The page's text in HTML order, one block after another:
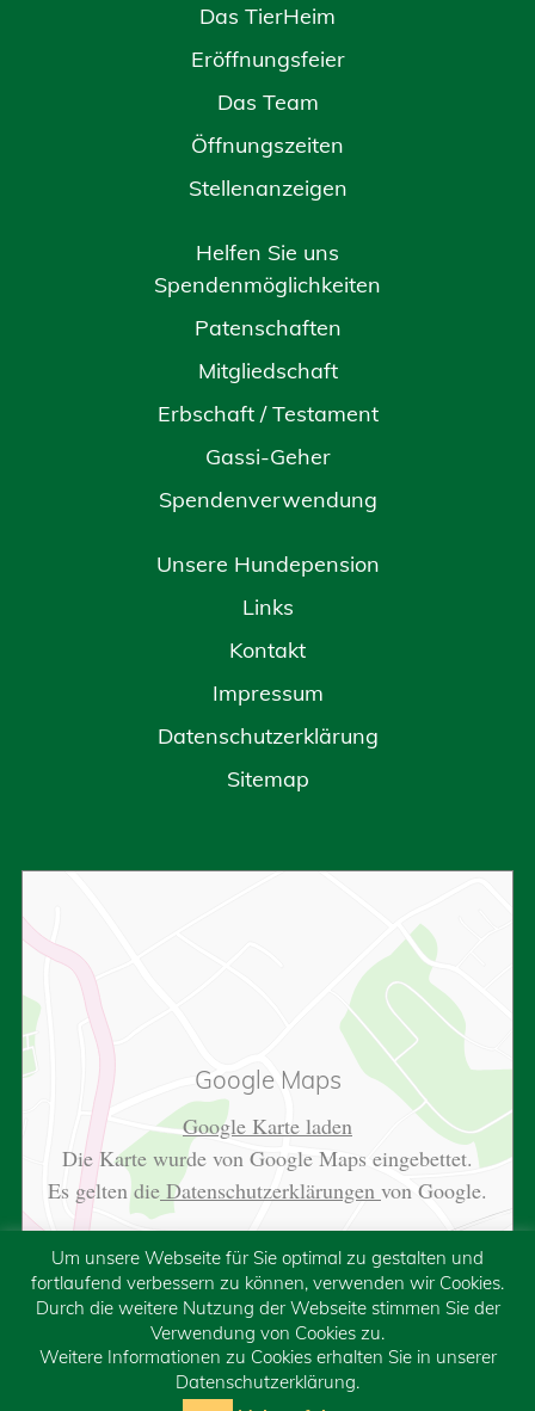
Das TierHeim
Eröffnungsfeier
Das Team
Öffnungszeiten
Stellenanzeigen
Helfen Sie uns
Spendenmöglichkeiten
Patenschaften
Mitgliedschaft
Erbschaft / Testament
Gassi-Geher
Spendenverwendung
Unsere Hundepension
Links
Kontakt
Impressum
Datenschutzerklärung
Sitemap
Google Maps
Google Karte laden
Die Karte wurde von Google Maps eingebettet.
Es gelten die Datenschutzerklärungen von Google.
Um unsere Webseite für Sie optimal zu gestalten und
fortlaufend verbessern zu können, verwenden wir Cookies.
Durch die weitere Nutzung der Webseite stimmen Sie der
Verwendung von Cookies zu.
Weitere Informationen zu Cookies erhalten Sie in unserer
Datenschutzerklärung.